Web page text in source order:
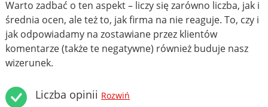
Warto zadbać o ten aspekt – liczy się zarówno liczba, jak i
średnia ocen, ale też to, jak firma na nie reaguje. To, czy i
jak odpowiadamy na zostawiane przez klientów
komentarze (także te negatywne) również buduje nasz
wizerunek.
Liczba opinii Rozwiń